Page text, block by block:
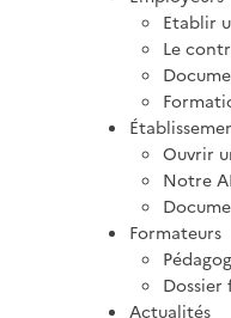
Etablir
Le
Ouvrir
Notre
Formateurs
Dossier
Actualités